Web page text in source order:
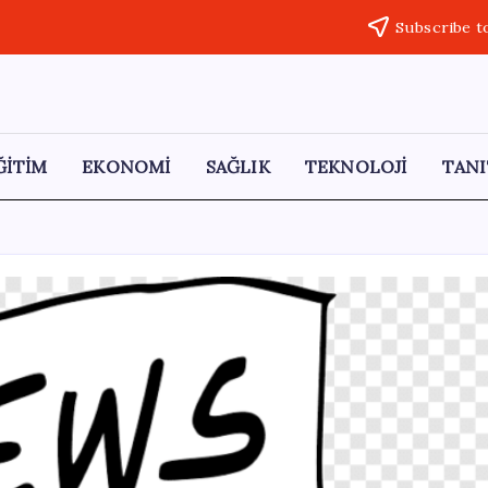
Subscribe
EKONOMİ SAĞLIK TEKNOLOJİ